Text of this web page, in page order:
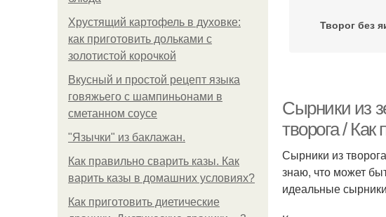
Хрустящий картофель в духовке:
как приготовить дольками с
золотистой корочкой
Вкусный и простой рецепт языка
говяжьего с шампиньонами в
сметанном соусе
"Язычки" из баклажан.
Как правильно сварить казы. Как
варить казы в домашних условиях?
Как приготовить диетические
Творог без
Сырники из
творога / Как
Сырники из
знаю, что может
идеальные